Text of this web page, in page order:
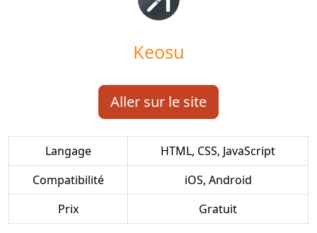
Keosu
Aller sur le site
Langage
HTML, CSS, JavaScript
Compatibilité
iOS, Android
Prix
Gratuit